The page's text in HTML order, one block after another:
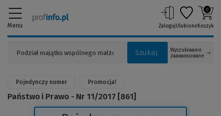
Menu
Szukaj
Wyszukiwanie
zaawansowane
ZalogujUlubione
0
Koszyk
Pojedynczy numer Promocja!
Państwo i Prawo - Nr 11/2017 [861]